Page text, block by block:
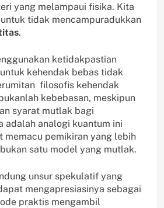
yang melampaui fisika. Kita
tidak mencampuradukkan
.
ketidakpastian
kehendak bebas tidak
filosofis kehendak
kebebasan, meskipun
syarat mutlak bagi
adalah analogi kuantum ini
memacu pemikiran yang lebih
satu model yang mutlak.
unsur spekulatif yang
mengapresiasinya sebagai
praktis mengambil